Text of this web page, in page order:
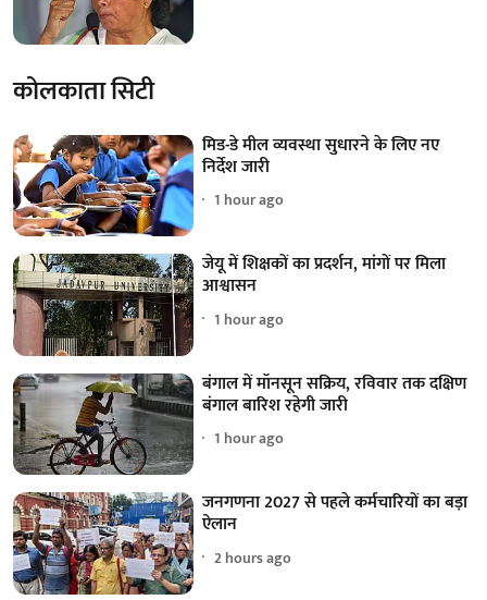
कोलकाता सिटी
मिड-डे मील व्यवस्था सुधारने के लिए नए
निर्देश जारी
1 hour ago
जेयू में शिक्षकों का प्रदर्शन, मांगों पर मिला
आश्वासन
1 hour ago
बंगाल में मॉनसून सक्रिय, रविवार तक दक्षिण
बंगाल बारिश रहेगी जारी
1 hour ago
जनगणना 2027 से पहले कर्मचारियों का बड़ा
ऐलान
2 hours ago